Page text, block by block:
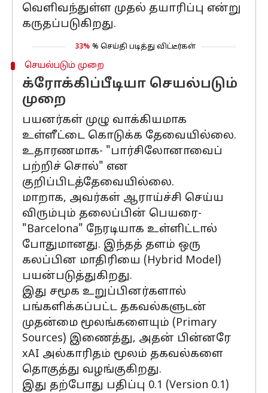
வெளிவந்துள்ள முதல் தயாரிப்பு என்று
கருதப்படுகிறது.
33% % செய்தி படித்து விட்டீர்கள்
செயல்படும் முறை
க்ரோக்கிப்பீடியா செயல்படும்
முறை
பயனர்கள் முழு வாக்கியமாக
உள்ளீட்டை கொடுக்க தேவையில்லை.
உதாரணமாக- "பார்சிலோனாவைப்
பற்றிச் சொல்" என
குறிப்பிடத்தேவையில்லை.
மாறாக, அவர்கள் ஆராய்ச்சி செய்ய
விரும்பும் தலைப்பின் பெயரை-
"Barcelona" நேரடியாக உள்ளிட்டால்
போதுமானது. இந்தத் தளம் ஒரு
கலப்பின மாதிரியை (Hybrid Model)
பயன்படுத்துகிறது.
இது சமூக உறுப்பினர்களால்
பங்களிக்கப்பட்ட தகவல்களுடன்
முதன்மை மூலங்களையும் (Primary
Sources) இணைத்து, அதன் பின்னரே
xAI அல்காரிதம் மூலம் தகவல்களை
தொகுத்து வழங்குகிறது.
இது தற்போது பதிப்பு 0.1 (Version 0.1)